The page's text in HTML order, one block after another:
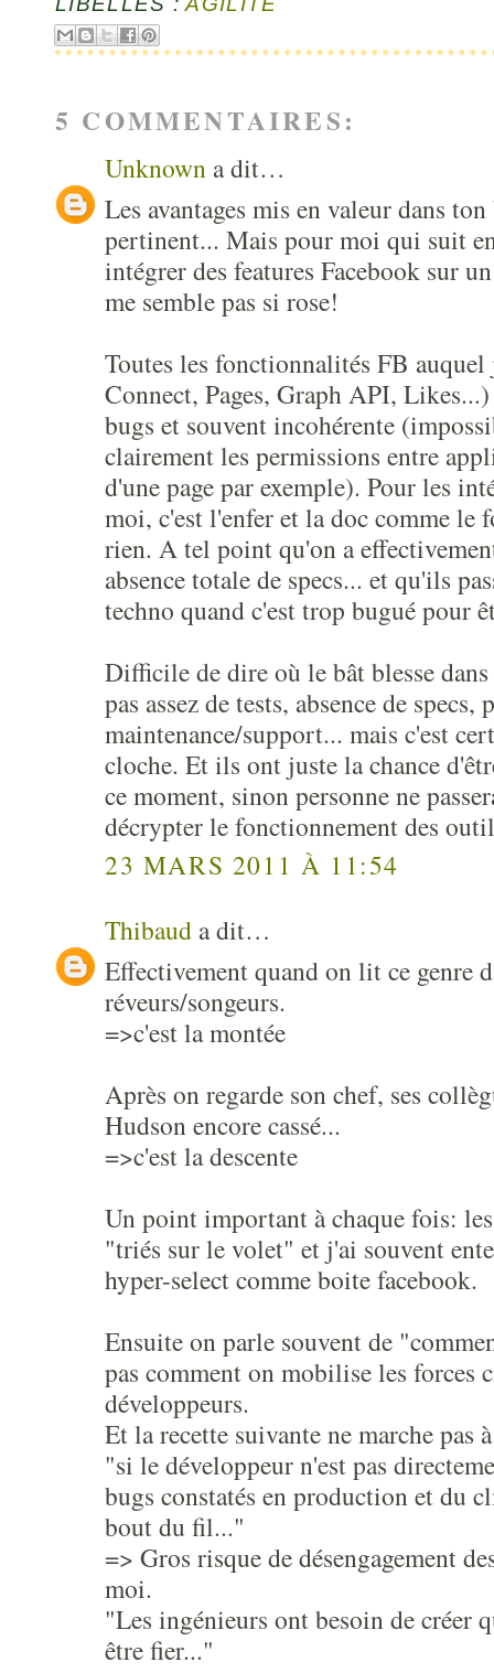
5 COMMENTAIRES:
Unknown a dit…
Les avantages mis en valeur dans
pertinent... Mais pour moi qui suit
intégrer des features Facebook sur
me semble pas si rose!
Toutes les fonctionnalités FB
Connect, Pages, Graph API,
bugs et souvent incohérente
clairement les permissions entre
d'une page par exemple). Pour les
moi, c'est l'enfer et la doc comme le
rien. A tel point qu'on a
absence totale de specs... et qu'ils
techno quand c'est trop bugué pour
Difficile de dire où le bât blesse
pas assez de tests, absence de specs,
maintenance/support... mais c'est
cloche. Et ils ont juste la chance
ce moment, sinon personne ne
décrypter le fonctionnement des
23 MARS 2011 À 11:54
Thibaud a dit…
Effectivement quand on lit ce genre
réveurs/songeurs.
=>c'est la montée
Après on regarde son chef, ses
Hudson encore cassé...
=>c'est la descente
Un point important à chaque fois:
"triés sur le volet" et j'ai souvent
hyper-select comme boite facebook.
Ensuite on parle souvent de
pas comment on mobilise les forces
développeurs.
Et la recette suivante ne marche pas
"si le développeur n'est pas
bugs constatés en production et du
bout du fil..."
=> Gros risque de désengagement
moi.
"Les ingénieurs ont besoin de créer
être fier..."